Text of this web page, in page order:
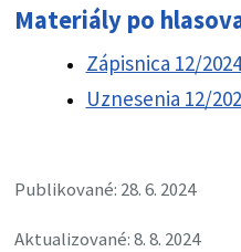
Materiály po
Zápisnica 12/
Uznesenia 12/
Publikované: 28. 6. 2024
Aktualizované: 8. 8. 2024